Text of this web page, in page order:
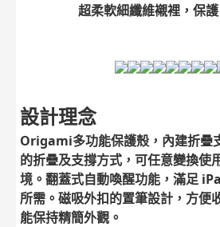
超柔軟細纖維襯裡，保
設計理念
Origami多功能保護殼，內建折疊
的折疊及支撐方式，可任意變換使
境。翻蓋式自動喚醒功能，滿足
所需。磁吸外扣的置筆設計，方便
能保持精簡外觀。